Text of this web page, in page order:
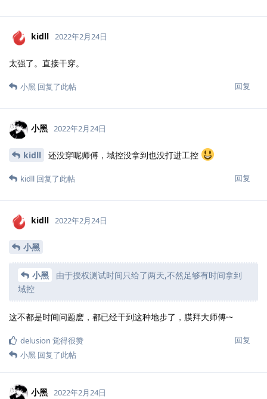
kidll 2022年2月24日
太强了。直接干穿。
回复
小黑 回复了此帖
小黑 2022年2月24日
kidll 还没穿呢师傅，域控没拿到也没打进工控
回复
kidll 回复了此帖
kidll 2022年2月24日
小黑
小黑
由于授权测试时间只给了两天,不然足够有时间拿到
域控
这不都是时间问题麽，都已经干到这种地步了，膜拜大师傅·~
回复
delusion 觉得很赞
小黑 回复了此帖
小黑 2022年2月24日